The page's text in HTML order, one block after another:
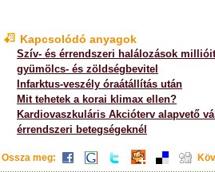
Kapcsolódó anyagok
Szív- és érrendszeri halálozások
gyümölcs- és zöldségbevitel
Infarktus-veszély óraátállítás után
Mit tehetek a korai klimax ellen?
Kardiovaszkuláris Akcióterv alapvető
érrendszeri betegségeknél
Ossza meg: